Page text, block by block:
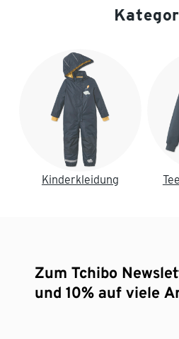
Kinderkleidung
Zum Tchibo
und 10% auf viele